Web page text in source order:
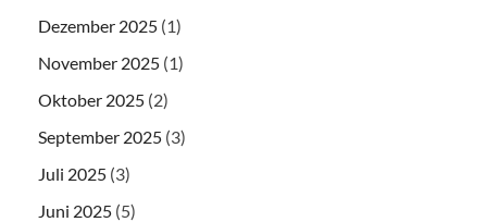
Dezember 2025 (1)
November 2025 (1)
Oktober 2025 (2)
September 2025 (3)
Juli 2025 (3)
Juni 2025 (5)